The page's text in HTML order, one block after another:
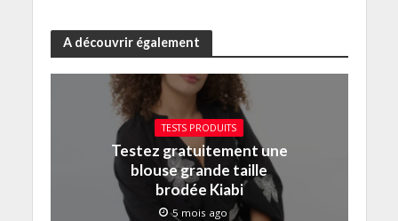
A découvrir également
TESTS PRODUITS
Testez gratuitement une
blouse grande taille
brodée Kiabi
5 mois ago